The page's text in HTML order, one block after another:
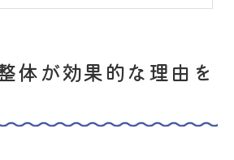
整体院選びのポイント解説
体が効果的な理由を